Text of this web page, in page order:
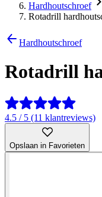
Hardhoutschroef
Rotadrill
Hardhoutschroef
Rotadrill
4.5 / 5 (11 klantreviews)
Opslaan in Favorieten